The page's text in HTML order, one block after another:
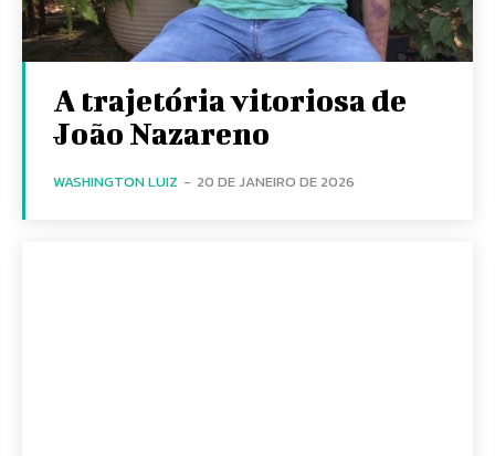
A trajetória vitoriosa de
João Nazareno
WASHINGTON LUIZ - 20 DE JANEIRO DE 2026